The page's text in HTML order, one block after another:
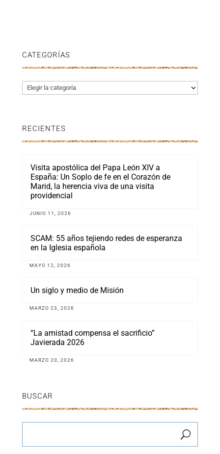
CATEGORÍAS
Categorías
RECIENTES
Visita apostólica del Papa León XIV a
España: Un Soplo de fe en el Corazón de
Marid, la herencia viva de una visita
providencial
JUNIO 11, 2026
SCAM: 55 años tejiendo redes de esperanza
en la Iglesia española
MAYO 12, 2026
Un siglo y medio de Misión
MARZO 23, 2026
“La amistad compensa el sacrificio”
Javierada 2026
MARZO 20, 2026
BUSCAR